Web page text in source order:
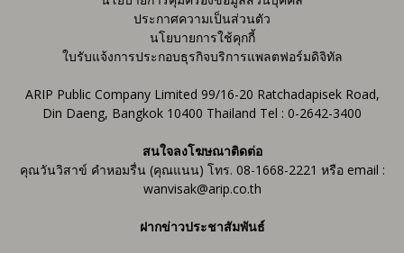
ประกาศความเป็นส่วนตัว
นโยบายการใช้คุกกี้
ใบรับแจ้งการประกอบธุรกิจบริการแพลตฟอร์มดิจิทัล
ARIP Public Company Limited 99/16-20 Ratchadapisek Road,
Din Daeng, Bangkok 10400 Thailand Tel : 0-2642-3400
สนใจลงโฆษณาติดต่อ
คุณวันวิสาข์ คำหอมรื่น (คุณแนน) โทร. 08-1668-2221 หรือ email :
wanvisak@arip.co.th
ฝากข่าวประชาสัมพันธ์